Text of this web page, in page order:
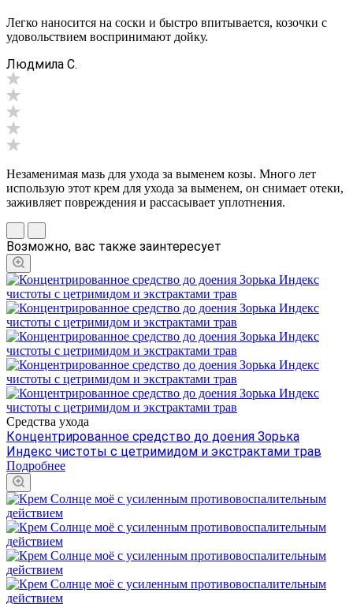
Легко наносится на соски и быстро впитывается, козочки с
удовольствием воспринимают дойку.
Людмила С.
Незаменимая мазь для ухода за выменем козы. Много лет
использую этот крем для ухода за выменем, он снимает отеки,
заживляет повреждения и рассасывает уплотнения.
Возможно, вас также заинтересует
Средства ухода
Концентрированное средство до доения Зорька
Индекс чистоты с цетримидом и экстрактами трав
Подробнее